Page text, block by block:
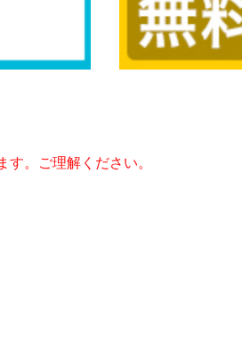
。ご理解ください。